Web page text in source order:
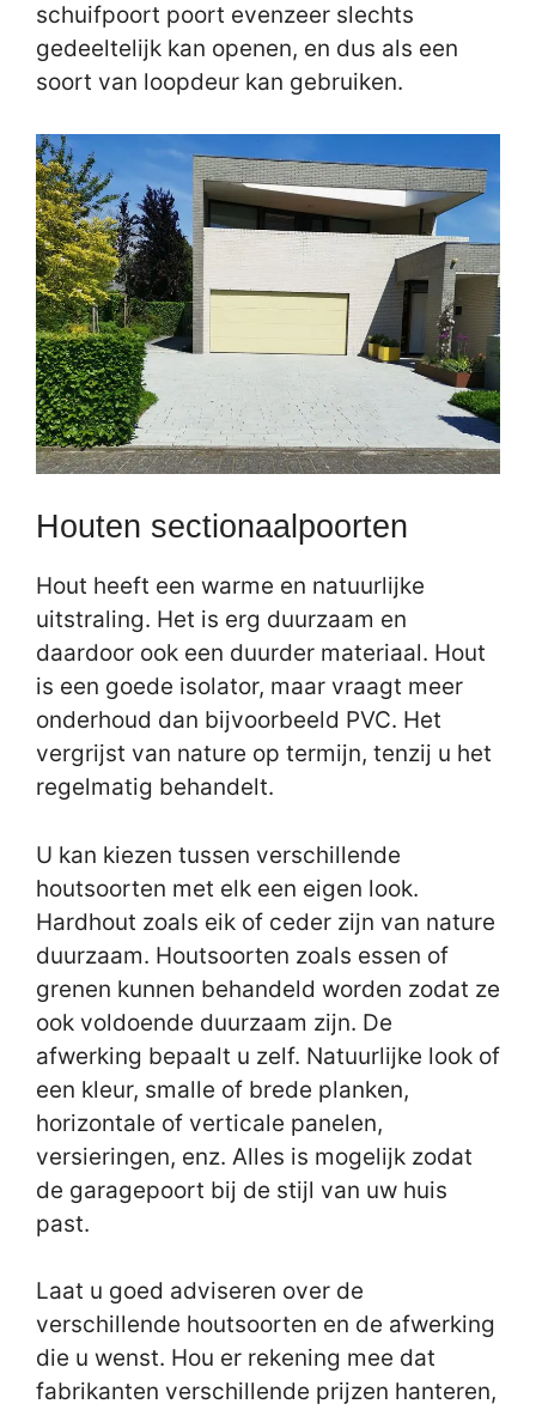
schuifpoort poort evenzeer slechts
gedeeltelijk kan openen, en dus als een
soort van loopdeur kan gebruiken.
Houten sectionaalpoorten
Hout heeft een warme en natuurlijke
uitstraling. Het is erg duurzaam en
daardoor ook een duurder materiaal. Hout
is een goede isolator, maar vraagt meer
onderhoud dan bijvoorbeeld PVC. Het
vergrijst van nature op termijn, tenzij u het
regelmatig behandelt.
U kan kiezen tussen verschillende
houtsoorten met elk een eigen look.
Hardhout zoals eik of ceder zijn van nature
duurzaam. Houtsoorten zoals essen of
grenen kunnen behandeld worden zodat ze
ook voldoende duurzaam zijn. De
afwerking bepaalt u zelf. Natuurlijke look of
een kleur, smalle of brede planken,
horizontale of verticale panelen,
versieringen, enz. Alles is mogelijk zodat
de garagepoort bij de stijl van uw huis
past.
Laat u goed adviseren over de
verschillende houtsoorten en de afwerking
die u wenst. Hou er rekening mee dat
fabrikanten verschillende prijzen hanteren,